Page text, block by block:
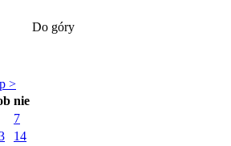
>
nie
7
14
Do góry